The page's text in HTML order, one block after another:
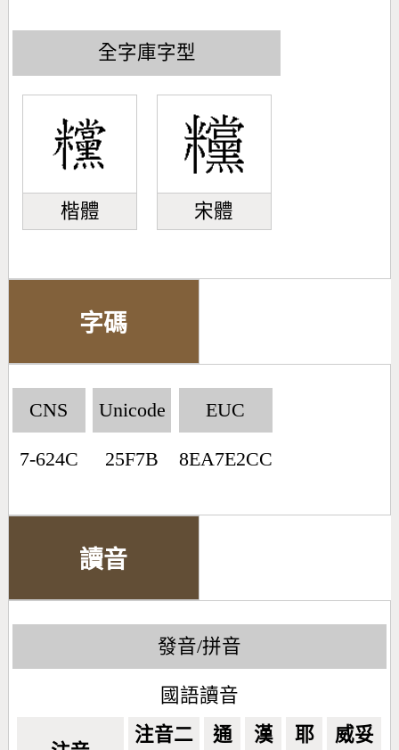
全字庫字型
楷體 宋體
字碼
CNS
7-624C
Unicode
25F7B
EUC
8EA7E2CC
讀音
發音/拼音
國語讀音
注音二 通 漢 耶 威妥